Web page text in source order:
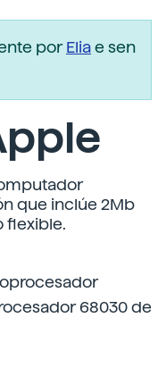
porEliae sen
que inclúe 2Mb
flexible.
68030 de